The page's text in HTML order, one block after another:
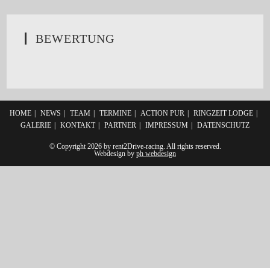
BEWERTUNG
HOME NEWS TEAM TERMINE ACTION PUR
RINGZEIT LODGE
GALERIE
KONTAKT PARTNER IMPRESSUM DATENSCHUTZ
© Copyright 2026 by rent2Drive-racing. All rights reserved.
Webdesign by ph webdesign